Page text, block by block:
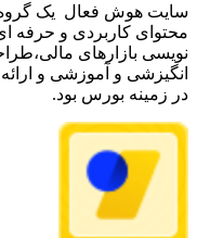
هوش فعال یک گروه با
کاربردی و حرفه ای در
بازارهای مالی،طراحی و
و آموزشی و ارائه
بورس بود.